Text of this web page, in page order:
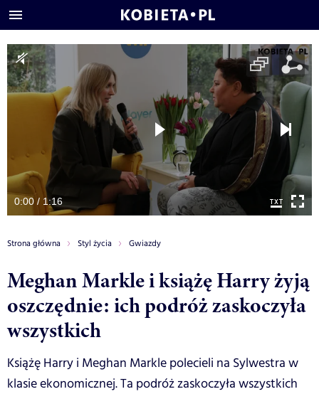
0:00 / 1:16
Strona główna Styl życia Gwiazdy
Meghan Markle i książę Harry żyją
oszczędnie: ich podróż zaskoczyła
wszystkich
Książę Harry i Meghan Markle polecieli na Sylwestra w
klasie ekonomicznej. Ta podróż zaskoczyła wszystkich